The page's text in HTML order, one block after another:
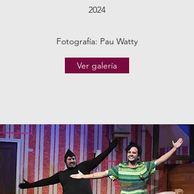
2024
Fotografía: Pau Watty
Ver galería